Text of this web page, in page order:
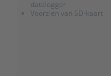
datalogger
Voorzien van SD-kaart